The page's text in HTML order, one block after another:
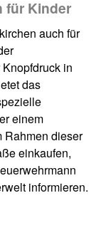
für Kinder
auch für
in
das
einem
Rahmen dieser
einkaufen,
informieren.